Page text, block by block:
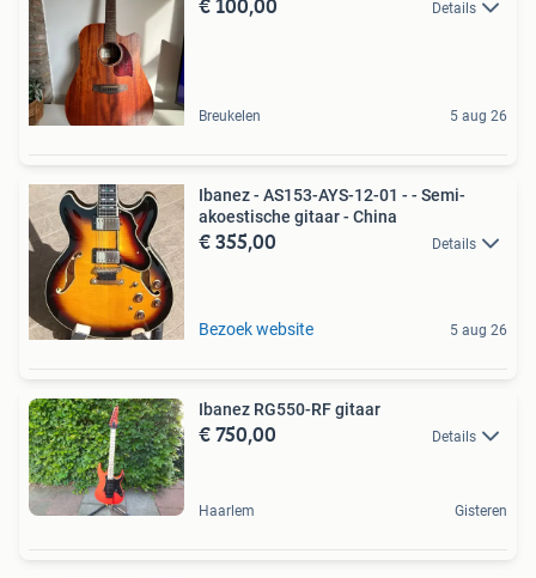
Details
Breukelen 5 aug 26
Ibanez - AS153-AYS-12-01 - - Semi-
akoestische gitaar - China
€ 355,00 Details
Bezoek website 5 aug 26
Ibanez RG550-RF gitaar
€ 750,00 Details
Haarlem Gisteren